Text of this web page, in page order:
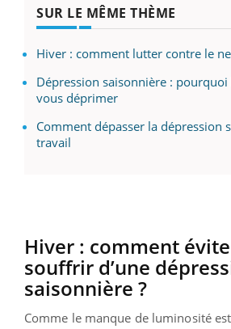
SUR LE MÊME THÈME
Hiver : comment lutter contre le
Dépression saisonnière :
vous déprimer
Comment dépasser la dépression
travail
Hiver : comment
souffrir d’une
saisonnière ?
Comme le manque de luminosité est